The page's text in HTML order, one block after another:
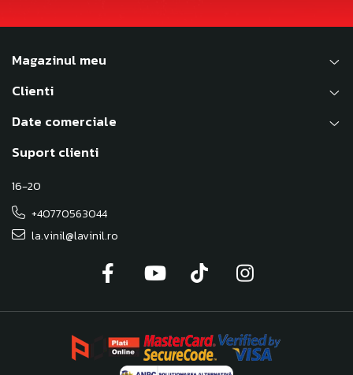
Magazinul meu
Clienti
Date comerciale
Suport clienti
16-20
+40770563044
la.vinil@lavinil.ro